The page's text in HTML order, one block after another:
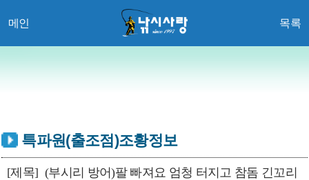
메인 목록
특파원(출조점)조황정보
[제목] (부시리 방어)팔 빠져요 엄청 터지고 참돔 긴꼬리